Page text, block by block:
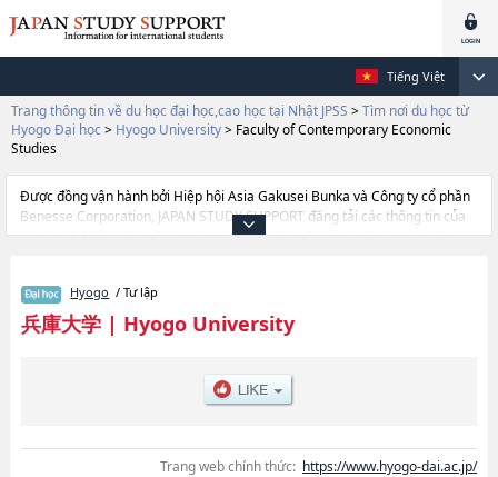
Tiếng Việt
Trang thông tin về du học đại học,cao học tại Nhật JPSS > Tìm nơi du học từ
Hyogo Đại học > Hyogo University> Faculty of Contemporary Economic
Studies
Được đồng vận hành bởi Hiệp hội Asia Gakusei Bunka và Công ty cổ phần
Benesse Corporation, JAPAN STUDY SUPPORT đăng tải các thông tin của
khoảng 1.300 trường đại học, cao học, trường đại học ngắn hạn, trường
thiết dành cho du học sinh, như là về các Ngành Faculty of Contemporary
Economic Studies, thông tin về từng ngành học, thông tin liên quan đến thi
tuyển như số lượng tuyển sinh, số lượng trúng tuyển, cở sở trang thiết bị,
Hyogo / Tư lập
兵庫大学| Hyogo University
Trang web chính thức: https://www.hyogo-dai.ac.jp/